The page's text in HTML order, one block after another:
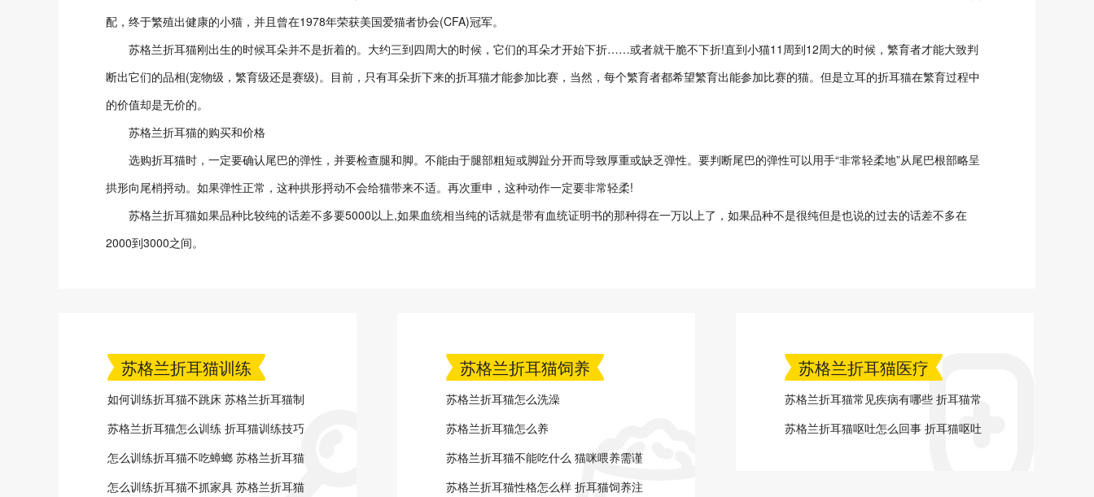
配，终于繁殖出健康的小猫，并且曾在1978年荣获美国爱猫者协会(CFA)冠军。
苏格兰折耳猫刚出生的时候耳朵并不是折着的。大约三到四周大的时候，它们的耳朵才开始下折……或者就干脆不下折!直到小猫11周到12周大的时候，繁育者才能大致判
断出它们的品相(宠物级，繁育级还是赛级)。目前，只有耳朵折下来的折耳猫才能参加比赛，当然，每个繁育者都希望繁育出能参加比赛的猫。但是立耳的折耳猫在繁育过程中
的价值却是无价的。
苏格兰折耳猫的购买和价格
选购折耳猫时，一定要确认尾巴的弹性，并要检查腿和脚。不能由于腿部粗短或脚趾分开而导致厚重或缺乏弹性。要判断尾巴的弹性可以用手“非常轻柔地”从尾巴根部略呈
拱形向尾梢捋动。如果弹性正常，这种拱形捋动不会给猫带来不适。再次重申，这种动作一定要非常轻柔!
苏格兰折耳猫如果品种比较纯的话差不多要5000以上,如果血统相当纯的话就是带有血统证明书的那种得在一万以上了，如果品种不是很纯但是也说的过去的话差不多在
2000到3000之间。
苏格兰折耳猫训练
如何训练折耳猫不跳床 苏格兰折耳猫制
止跳床方法
苏格兰折耳猫怎么训练 折耳猫训练技巧
分享
怎么训练折耳猫不吃蟑螂 苏格兰折耳猫
吃蟑螂怎么办
怎么训练折耳猫不抓家具 苏格兰折耳猫
苏格兰折耳猫饲养
苏格兰折耳猫怎么洗澡
苏格兰折耳猫怎么养
苏格兰折耳猫不能吃什么 猫咪喂养需谨
慎
苏格兰折耳猫性格怎么样 折耳猫饲养注
苏格兰折耳猫医疗
苏格兰折耳猫常见疾病有哪些 折耳猫常
见疾病介绍
苏格兰折耳猫呕吐怎么回事 折耳猫呕吐